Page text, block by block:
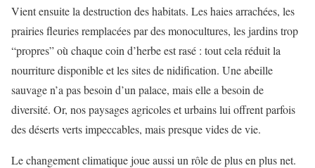
Vient ensuite la destruction des habitats. Les haies arrachées, les
prairies fleuries remplacées par des monocultures, les jardins trop
“propres” où chaque coin d’herbe est rasé : tout cela réduit la
nourriture disponible et les sites de nidification. Une abeille
sauvage n’a pas besoin d’un palace, mais elle a besoin de
diversité. Or, nos paysages agricoles et urbains lui offrent parfois
des déserts verts impeccables, mais presque vides de vie.
Le changement climatique joue aussi un rôle de plus en plus net.